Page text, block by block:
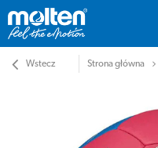
Wstecz Strona główna